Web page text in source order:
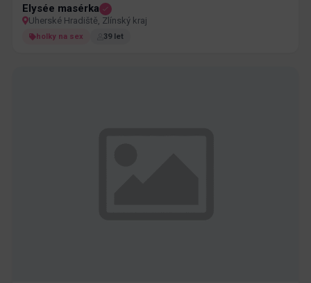
Elysée masérka
Uherské Hradiště, Zlínský kraj
holky na sex 39 let